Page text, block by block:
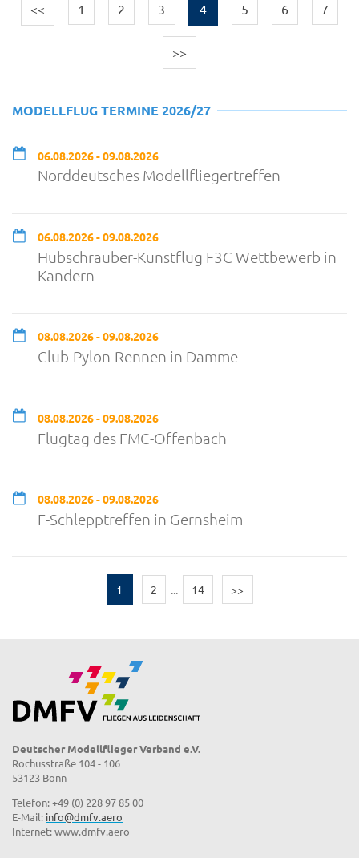
<< 1 2 3 4 5 6 7
>>
MODELLFLUG TERMINE 2026/27
06.08.2026 - 09.08.2026
Norddeutsches Modellfliegertreffen
06.08.2026 - 09.08.2026
Hubschrauber-Kunstflug F3C Wettbewerb in
Kandern
08.08.2026 - 09.08.2026
Club-Pylon-Rennen in Damme
08.08.2026 - 09.08.2026
Flugtag des FMC-Offenbach
08.08.2026 - 09.08.2026
F-Schlepptreffen in Gernsheim
1 2 ... 14 >>
Deutscher Modellflieger Verband e.V.
Rochusstraße 104 - 106
53123 Bonn
Telefon: +49 (0) 228 97 85 00
E-Mail: info@dmfv.aero
Internet: www.dmfv.aero